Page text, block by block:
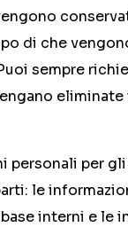
di che
sempre
eliminate
personali per
le
interni e le